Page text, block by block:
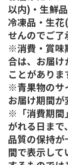
以内)・生鮮
冷凍品・生
せんのでご了
※消費・賞味
合は、お届
ことがありま
※青果物のサ
お届け期間が
※「消費期間
がれる日ま
品質の保持
間で表示し